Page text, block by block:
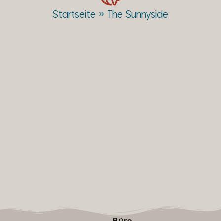
Startseite » The Sunnyside